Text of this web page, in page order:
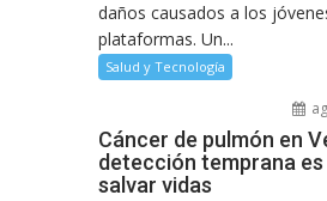
daños causados a los
plataformas. Un...
Salud y Tecnología
Cáncer de pulmón en
detección temprana
salvar vidas